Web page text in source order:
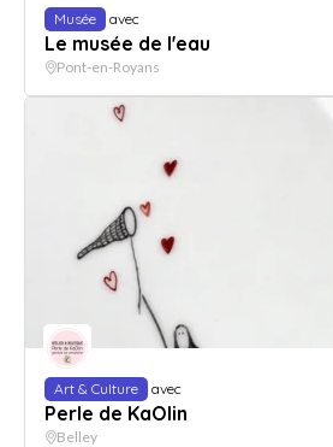
Musée avec
Le musée de l'eau
Pont-en-Royans
Art & Culture avec
Perle de KaOlin
Belley